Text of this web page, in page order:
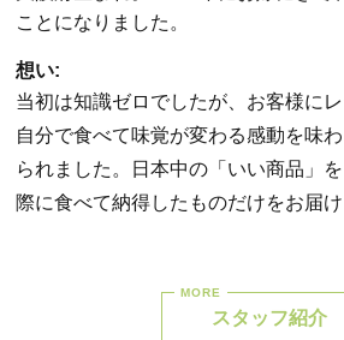
ことになりました。
想い:
当初は知識ゼロでしたが、お客様にレ
自分で食べて味覚が変わる感動を味
られました。日本中の「いい商品」
際に食べて納得したものだけをお届け
スタッフ紹介